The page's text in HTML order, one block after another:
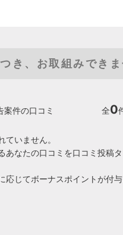
き、お取組みできま
案件の口コミ 全0
ていません。
あなたの口コミを口コミ投稿
応じてボーナスポイントが付与